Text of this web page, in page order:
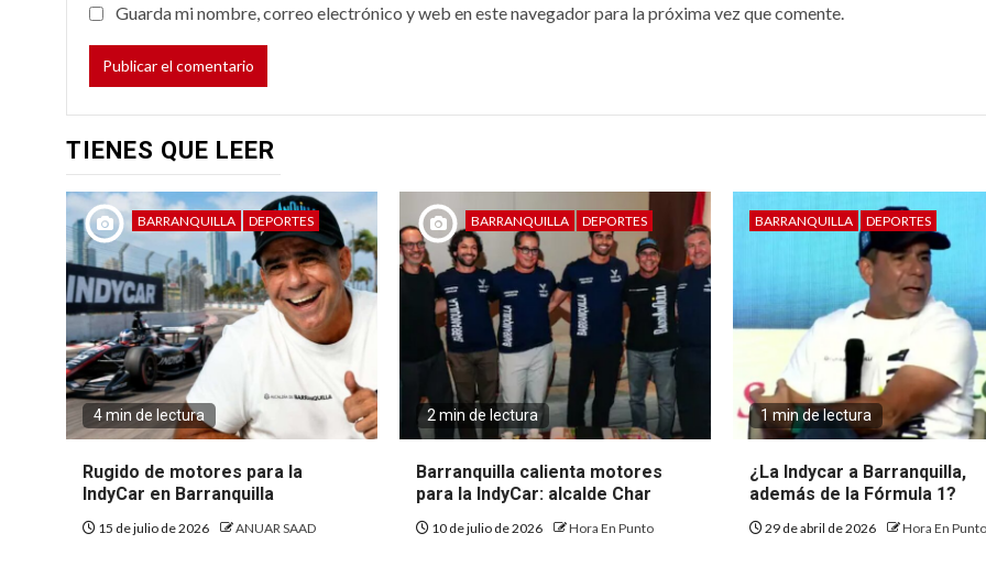
Guarda mi nombre, correo electrónico y web en este navegador para la próxima vez que comente.
TIENES QUE LEER
BARRANQUILLA DEPORTES
4 min de lectura
Rugido de motores para la
IndyCar en Barranquilla
15 de julio de 2026 ANUAR SAAD
BARRANQUILLA DEPORTES
2 min de lectura
Barranquilla calienta motores
para la IndyCar: alcalde Char
10 de julio de 2026 Hora En Punto
BARRANQUILLA DEPORTES
1 min de lectura
¿La Indycar a Barranquilla,
además de la Fórmula 1?
29 de abril de 2026 Hora En